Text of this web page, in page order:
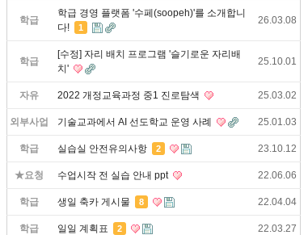
학급
학급 경영 플랫폼 '수페(soopeh)'를 소개합니
다!
1
26.03.08
학급
[수정] 자리 배치 프로그램 '슬기로운 자리배
치'
25.10.01
자유 2022 개정교육과정 중1 진로탐색 25.03.02
외부사업 기술교과에서 AI 선도학교 운영 사례 25.01.03
학급 실습실 안전유의사항 2 23.10.12
★요청 수업시작 전 실습 안내 ppt 22.06.06
학급 생일 축카 게시물 8 22.04.04
학급 일일 계획표 2 22.03.27